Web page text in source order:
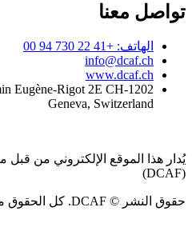
تواصل معنا
الهاتف: +41 22 730 94 00
info@dcaf.ch
www.dcaf.ch
Eugène-Rigot 2E CH-1202
Geneva, Switzerland
يُدار هذا الموقع الإلكتروني من
(DCAF)
حقوق النشر © DCAF. كل الحقوق محفوظة.